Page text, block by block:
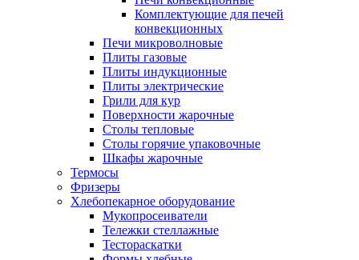
Комплектующие для печей
конвекционных
Печи микроволновые
Плиты газовые
Плиты индукционные
Плиты электрические
Грили для кур
Поверхности жарочные
Столы тепловые
Столы горячие упаковочные
Шкафы жарочные
Термосы
Фризеры
Хлебопекарное оборудование
Мукопросеиватели
Тележки стеллажные
Тестораскатки